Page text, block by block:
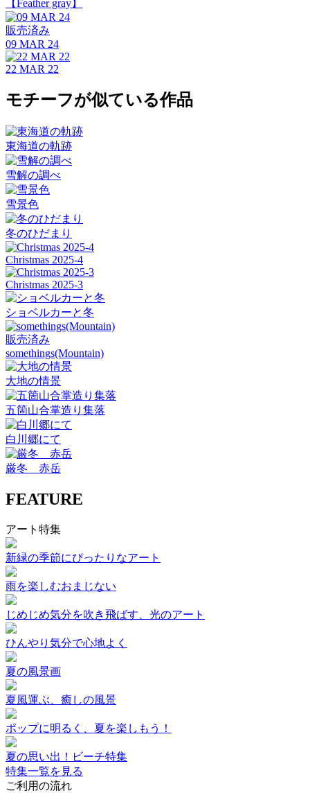
【Feather gray】
販売済み
09 MAR 24
22 MAR 22
モチーフが似ている作品
東海道の軌跡
雪解の調べ
雪景色
冬のひだまり
Christmas 2025-4
Christmas 2025-3
ショベルカーと冬
販売済み
somethings(Mountain)
大地の情景
五箇山合掌造り集落
白川郷にて
厳冬 赤岳
FEATURE
アート特集
新緑の季節にぴったりなアート
雨を楽しむおまじない
じめじめ気分を吹き飛ばす、光のアート
ひんやり気分で心地よく
夏の風景画
夏風運ぶ、癒しの風景
ポップに明るく、夏を楽しもう！
夏の思い出！ビーチ特集
特集一覧を見る
ご利用の流れ